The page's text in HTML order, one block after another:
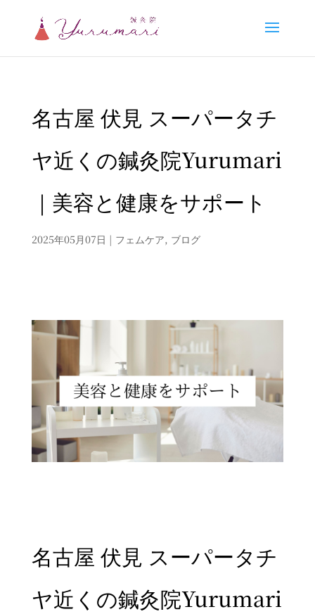
名古屋 伏見 スーパータチ
ヤ近くの鍼灸院Yurumari
｜美容と健康をサポート
2025年05月07日 | フェムケア, ブログ
名古屋 伏見 スーパータチ
ヤ近くの鍼灸院Yurumari